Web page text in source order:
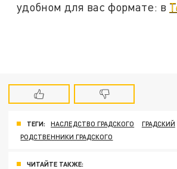
удобном для вас формате: в
ТЕГИ: НАСЛЕДСТВО ГРАДСКОГО ГРАДСКИЙ
РОДСТВЕННИКИ ГРАДСКОГО
ЧИТАЙТЕ ТАКЖЕ: